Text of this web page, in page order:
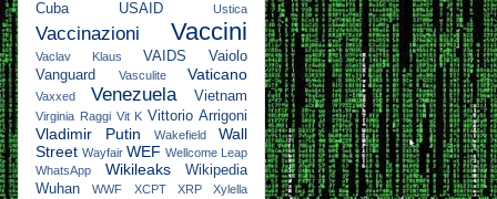
Cuba
USAID Ustica
Vaccinazioni Vaccini
Vaclav Klaus VAIDS
Vaiolo
Vanguard
Vasculite Vaticano
Vaxxed Venezuela Vietnam
Virginia Raggi Vit K Vittorio Arrigoni
Vladimir Putin Wakefield
Wall
Street Wayfair WEF Wellcome Leap
WhatsApp
Wikileaks
Wikipedia
Wuhan
WWF XCPT XRP Xylella